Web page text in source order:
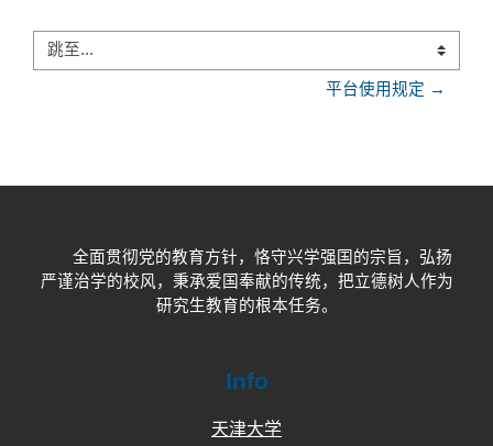
跳至...
平台使用规定 →
全面贯彻党的教育方针，恪守兴学强国的宗旨，弘扬
严谨治学的校风，秉承爱国奉献的传统，把立德树人作为
研究生教育的根本任务。
Info
天津大学